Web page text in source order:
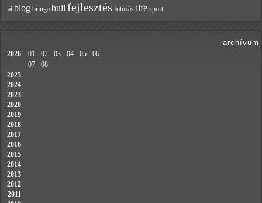
ai blog bringa buli fejlesztés fotózás life sport
archívum
2026 01 02 03 04 05
06
07
08
2025
2024
2023
2020
2019
2018
2017
2016
2015
2014
2013
2012
2011